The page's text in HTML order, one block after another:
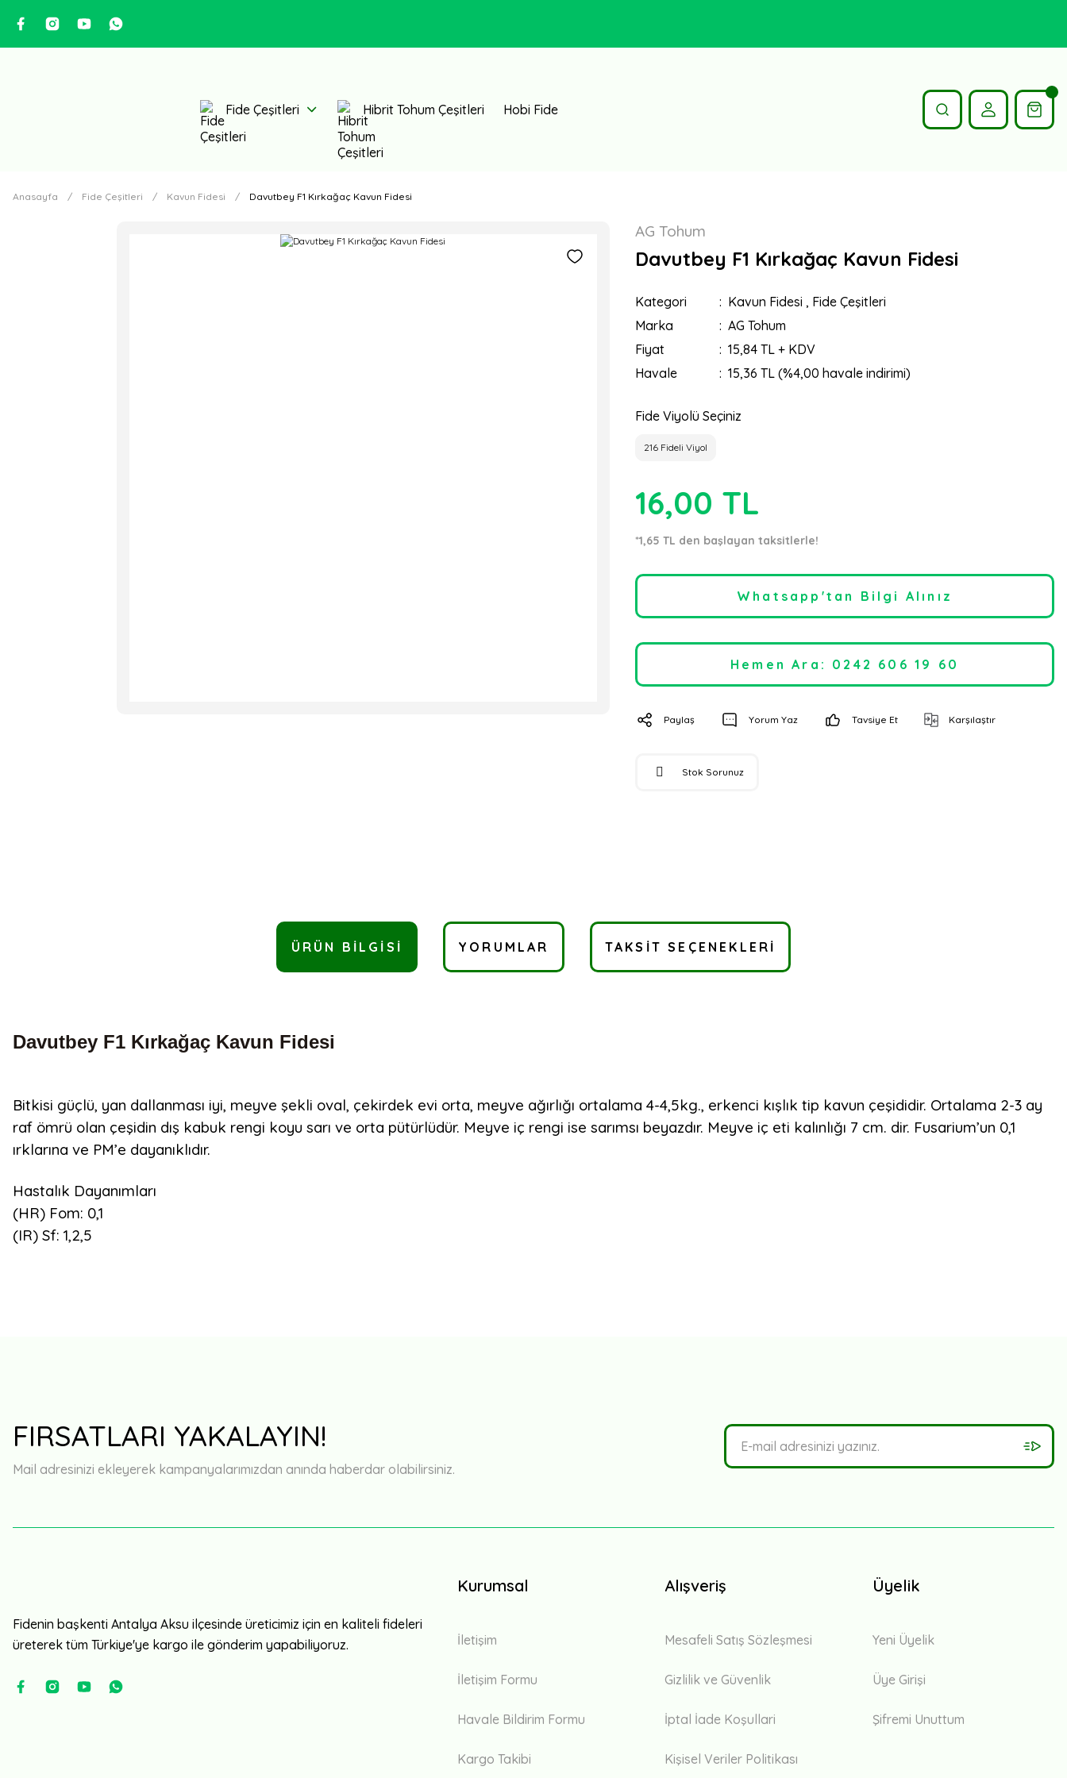
Fide Çeşitleri Hibrit Tohum Çeşitleri Hobi Fide
Anasayfa Fide Çeşitleri Kavun Fidesi Davutbey F1 Kırkağaç Kavun Fidesi
AG Tohum
Davutbey F1 Kırkağaç Kavun Fidesi
Kategori Kavun Fidesi , Fide Çeşitleri
Marka
AG Tohum
Fiyat
15,84 TL + KDV
Havale
15,36 TL (%4,00 havale indirimi)
Fide Viyolü Seçiniz
216 Fideli Viyol
16,00 TL
*1,65 TL den başlayan taksitlerle!
Whatsapp'tan Bilgi Alınız
Hemen Ara: 0242 606 19 60
Paylaş Yorum Yaz Tavsiye Et Karşılaştır
Stok Sorunuz
ÜRÜN BILGISI YORUMLAR TAKSIT SEÇENEKLERI
Davutbey F1 Kırkağaç Kavun Fidesi
Bitkisi güçlü, yan dallanması iyi, meyve şekli oval, çekirdek evi orta, meyve ağırlığı ortalama 4-4,5kg., erkenci kışlık tip kavun çeşididir. Ortalama 2-3 ay
raf ömrü olan çeşidin dış kabuk rengi koyu sarı ve orta pütürlüdür. Meyve iç rengi ise sarımsı beyazdır. Meyve iç eti kalınlığı 7 cm. dir. Fusarium’un 0,1
ırklarına ve PM’e dayanıklıdır.
Hastalık Dayanımları
(HR) Fom: 0,1
(IR) Sf: 1,2,5
FIRSATLARI YAKALAYIN!
Mail adresinizi ekleyerek kampanyalarımızdan anında haberdar olabilirsiniz.
Fidenin başkenti Antalya Aksu ilçesinde üreticimiz için en kaliteli fideleri
üreterek tüm Türkiye'ye kargo ile gönderim yapabiliyoruz.
Kurumsal
İletişim
İletişim Formu
Havale Bildirim Formu
Kargo Takibi
Alışveriş
Mesafeli Satış Sözleşmesi
Gizlilik ve Güvenlik
İptal İade Koşullari
Kişisel Veriler Politikası
Üyelik
Yeni Üyelik
Üye Girişi
Şifremi Unuttum